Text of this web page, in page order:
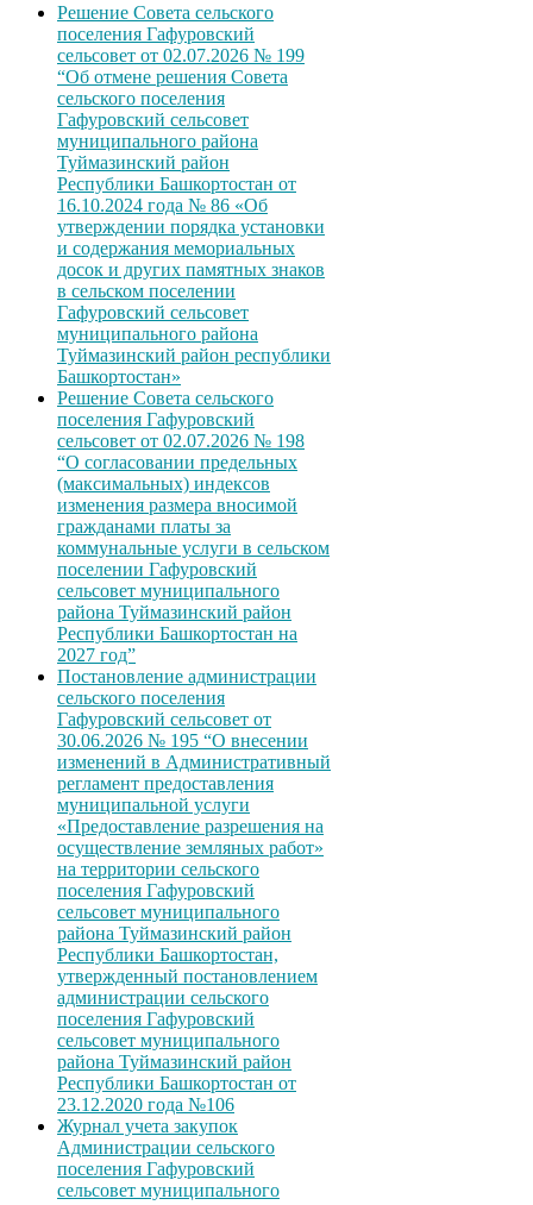
Решение Совета сельского
поселения Гафуровский
сельсовет от 02.07.2026 № 199
“Об отмене решения Совета
сельского поселения
Гафуровский сельсовет
муниципального района
Туймазинский район
Республики Башкортостан от
16.10.2024 года № 86 «Об
утверждении порядка установки
и содержания мемориальных
досок и других памятных знаков
в сельском поселении
Гафуровский сельсовет
муниципального района
Туймазинский район республики
Башкортостан»
Решение Совета сельского
поселения Гафуровский
сельсовет от 02.07.2026 № 198
“О согласовании предельных
(максимальных) индексов
изменения размера вносимой
гражданами платы за
коммунальные услуги в сельском
поселении Гафуровский
сельсовет муниципального
района Туймазинский район
Республики Башкортостан на
2027 год”
Постановление администрации
сельского поселения
Гафуровский сельсовет от
30.06.2026 № 195 “О внесении
изменений в Административный
регламент предоставления
муниципальной услуги
«Предоставление разрешения на
осуществление земляных работ»
на территории сельского
поселения Гафуровский
сельсовет муниципального
района Туймазинский район
Республики Башкортостан,
утвержденный постановлением
администрации сельского
поселения Гафуровский
сельсовет муниципального
района Туймазинский район
Республики Башкортостан от
23.12.2020 года №106
Журнал учета закупок
Администрации сельского
поселения Гафуровский
сельсовет муниципального